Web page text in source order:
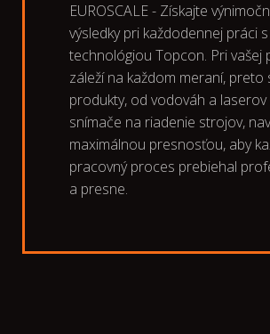
EUROSCALE - Získajte
výsledky pri každodennej práci s
technológiou Topcon. Pri vašej
záleží na každom meraní, preto
produkty, od vodováh a laserov
snímače na riadenie strojov,
maximálnou presnosťou, aby
pracovný proces prebiehal
a presne.